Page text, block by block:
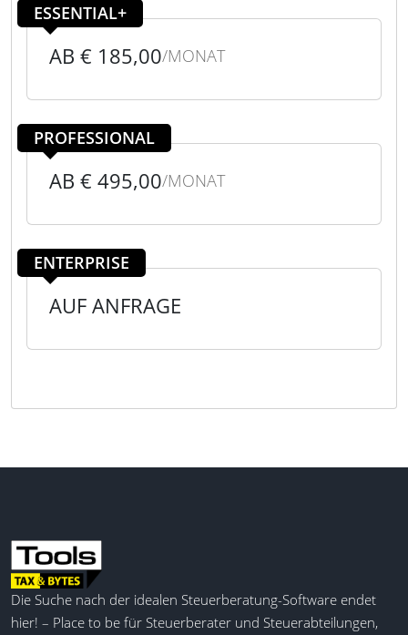
ESSENTIAL+
AB € 185,00/MONAT
PROFESSIONAL
AB € 495,00/MONAT
ENTERPRISE
AUF ANFRAGE
Die Suche nach der idealen Steuerberatung-Software endet
hier! – Place to be für Steuerberater und Steuerabteilungen,